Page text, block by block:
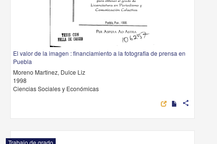
El valor de la imagen : financiamiento a la fotografia de prensa en
Puebla
Moreno Martinez, Dulce Liz
1998
Ciencias Sociales y Económicas
share
Trabajo de grado